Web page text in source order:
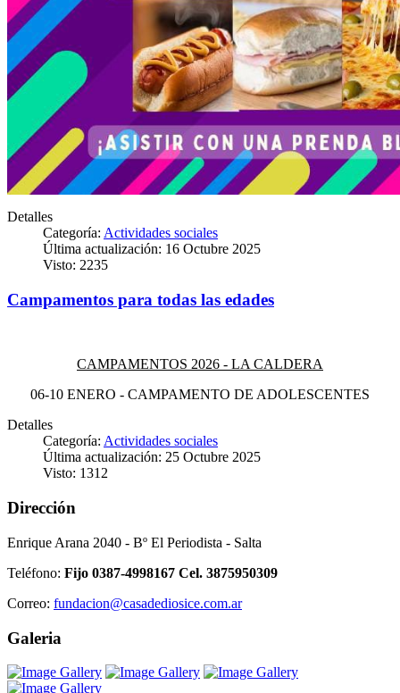
Detalles
Categoría: Actividades sociales
Última actualización: 16 Octubre 2025
Visto: 2235
Campamentos para todas las edades
CAMPAMENTOS 2026 - LA CALDERA
06-10 ENERO - CAMPAMENTO DE ADOLESCENTES
Detalles
Categoría: Actividades sociales
Última actualización: 25 Octubre 2025
Visto: 1312
Dirección
Enrique Arana 2040 - Bº El Periodista - Salta
Teléfono: Fijo 0387-4998167 Cel. 3875950309
Correo: fundacion@casadediosice.com.ar
Galeria